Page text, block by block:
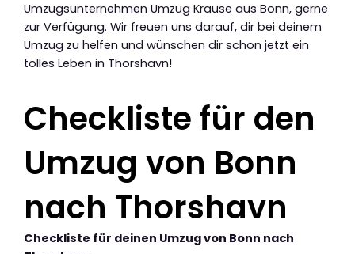
Umzugsunternehmen Umzug Krause aus Bonn, gerne
zur Verfügung. Wir freuen uns darauf, dir bei deinem
Umzug zu helfen und wünschen dir schon jetzt ein
tolles Leben in Thorshavn!
Checkliste für den
Umzug von Bonn
nach Thorshavn
Checkliste für deinen Umzug von Bonn nach